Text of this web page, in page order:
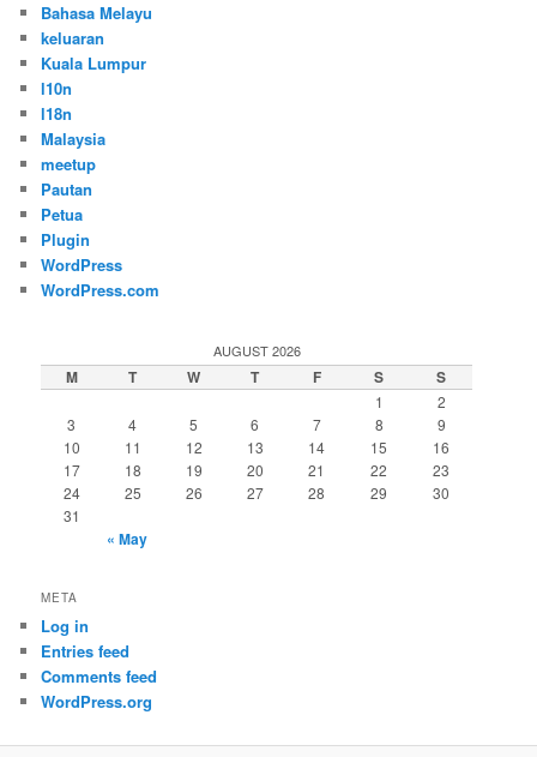
Bahasa Melayu
keluaran
Kuala Lumpur
l10n
l18n
Malaysia
meetup
Pautan
Petua
Plugin
WordPress
WordPress.com
AUGUST 2026
M T W T F S S
1
2
3
4 5 6 7 8
9
10
11 12 13 14 15
16
17
18 19 20 21 22
23
24
25 26 27 28 29
30
31
« May
META
Log in
Entries feed
Comments feed
WordPress.org